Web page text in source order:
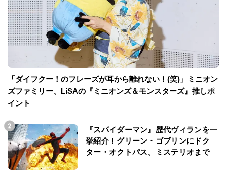
「ダイフクー！のフレーズが耳から離れない！(笑)」ミニオン
ズファミリー、LiSAの『ミニオンズ＆モンスターズ』推しポ
イント
『スパイダーマン』歴代ヴィランを一
挙紹介！グリーン・ゴブリンにドク
ター・オクトパス、ミステリオまで